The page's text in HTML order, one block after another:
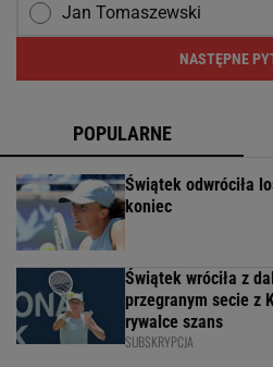
Jan Tomaszewski
NASTĘPNE
POPULARNE
Świątek odwróciła
koniec
Świątek wróciła z
przegranym secie z
rywalce szans
SUBSKRYPCJA